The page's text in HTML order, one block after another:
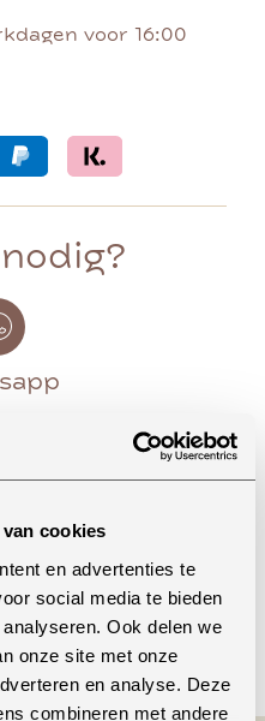
cookies
en advertenties te
social media te bieden
Ook delen we
onze site met onze
en analyse. Deze
combineren met andere
voor 16:00